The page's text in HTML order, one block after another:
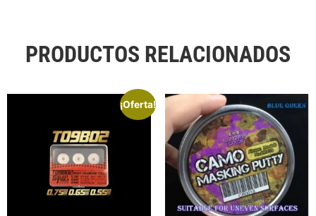
PRODUCTOS RELACIONADOS
¡Oferta!